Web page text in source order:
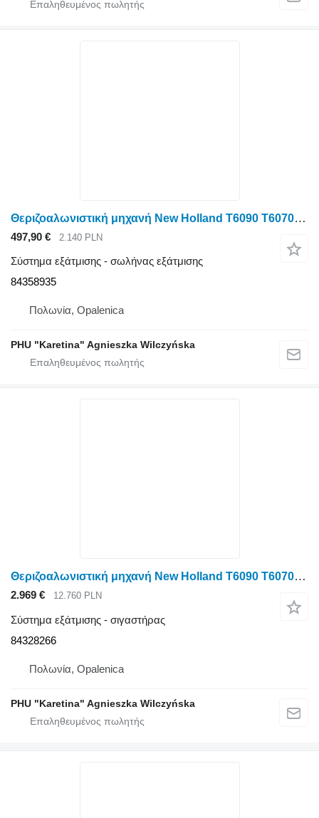
Θεριζοαλωνιστική μηχανή New Holland T6090 T6070 για New Holland T6090 T6070 Σωλήνας εξάτμισης 84358935
497,90 € 2.140 PLN
Σύστημα εξάτμισης - σωλήνας εξάτμισης
84358935
Πολωνία, Opalenica
PHU "Karetina" Agnieszka Wilczyńska
Θεριζοαλωνιστική μηχανή New Holland T6090 T6070 για New Holland Σιγαστήρας T6090 T6070 84328266
2.969 € 12.760 PLN
Σύστημα εξάτμισης - σιγαστήρας
84328266
Πολωνία, Opalenica
PHU "Karetina" Agnieszka Wilczyńska